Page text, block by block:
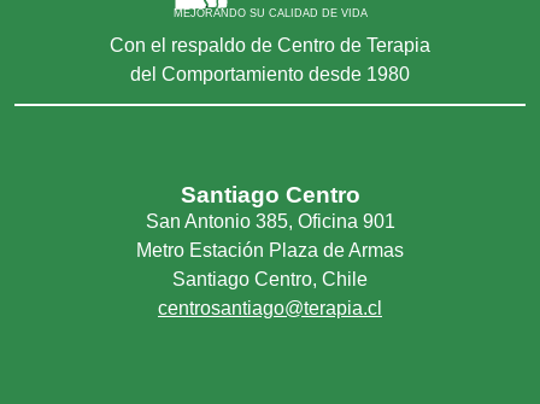
MEJORANDO SU CALIDAD DE VIDA
Con el respaldo de Centro de Terapia
del Comportamiento desde 1980
Santiago Centro
San Antonio 385, Oficina 901
Metro Estación Plaza de Armas
Santiago Centro, Chile
centrosantiago@terapia.cl